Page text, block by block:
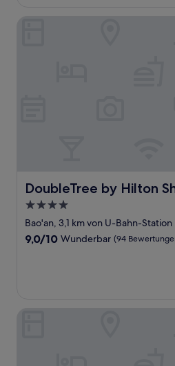
DoubleTree by Hilton
DoubleTree by Hilton
4.0-
Sterne-
Unterkunft
Bao'an, 3,1 km von U-Bahn-
9.0
9,0/10 Wunderbar (94